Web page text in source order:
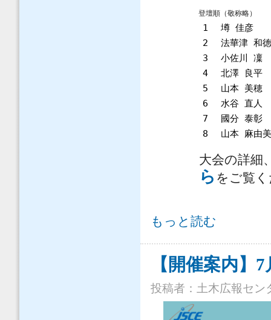
登壇順（敬称略）
1
墫 佳彦
2
法華津 和徳
3
小佐川 凜
4
北澤 良平
5
山本 美穂
6
水谷 直人
7
國分 泰彰
8
山本 麻由美
大会の詳細
ら をご覧
【弁士決定！】「全国土木弁論大
もっと読む
【開催案内】
投稿者： 土木広報セン